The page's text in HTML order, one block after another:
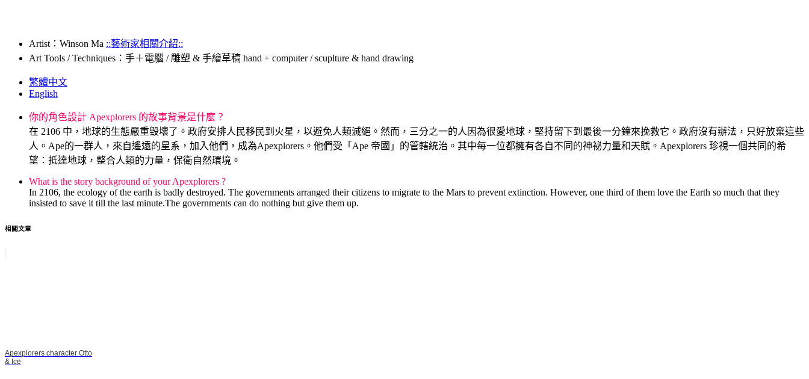
Artist：Winson Ma ::藝術家相關介紹::
Art Tools / Techniques：手＋電腦 / 雕塑 & 手繪草稿 hand + computer / scuplture & hand drawing
繁體中文
English
你的角色設計 Apexplorers 的故事背景是什麼？
在 2106 中，地球的生態嚴重毀壞了。政府安排人民移民到火星，以避免人類滅絕。然而，三分之一的人因為很愛地球，堅持留下到最後一分鐘來挽救它。政府沒有辦法，只好放棄這些
人。Ape的一群人，來自遙遠的星系，加入他們，成為Apexplorers。他們受「Ape 帝國」的管轄統治。其中每一位都擁有各自不同的神祕力量和天賦。Apexplorers 珍視一個共同的希
望：抵達地球，整合人類的力量，保衛自然環境。
What is the story background of your Apexplorers ?
In 2106, the ecology of the earth is badly destroyed. The governments arranged their citizens to migrate to the Mars to prevent extinction. However, one third of them love the Earth so much that they
insisted to save it till the last minute.The governments can do nothing but give them up.
相關文章
Apexplorers character Otto
& Ice